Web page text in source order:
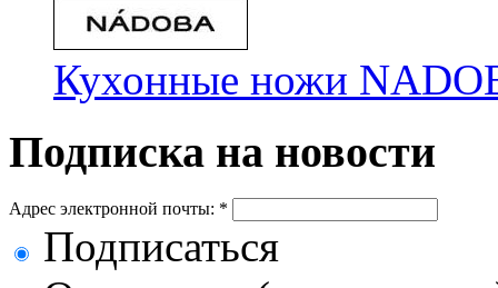
Кухонные ножи
Подписка на новости
Адрес электронной почты: *
Подписаться